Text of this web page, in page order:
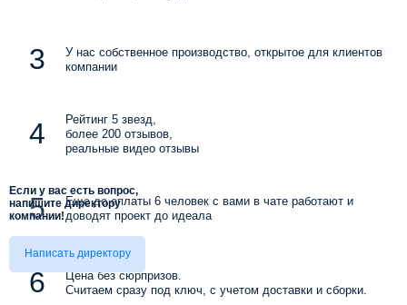
У нас собственное производство, открытое для клиентов
компании
Рейтинг 5 звезд,
более 200 отзывов,
реальные видео отзывы
Еще до оплаты 6 человек с вами в чате работают и
доводят проект до идеала
Цена без сюрпризов.
Считаем сразу под ключ, с учетом доставки и сборки.
Если у вас есть вопрос,
напишите директору
компании!
Написать директору